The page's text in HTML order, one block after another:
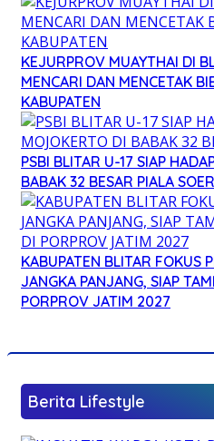
KEJURPROV MUAYTHAI DI
MENCARI DAN MENCETAK
KABUPATEN
PSBI BLITAR U-17 SIAP
BABAK 32 BESAR PIALA
KABUPATEN BLITAR FOKUS
JANGKA PANJANG, SIAP
PORPROV JATIM 2027
Berita Lifestyle